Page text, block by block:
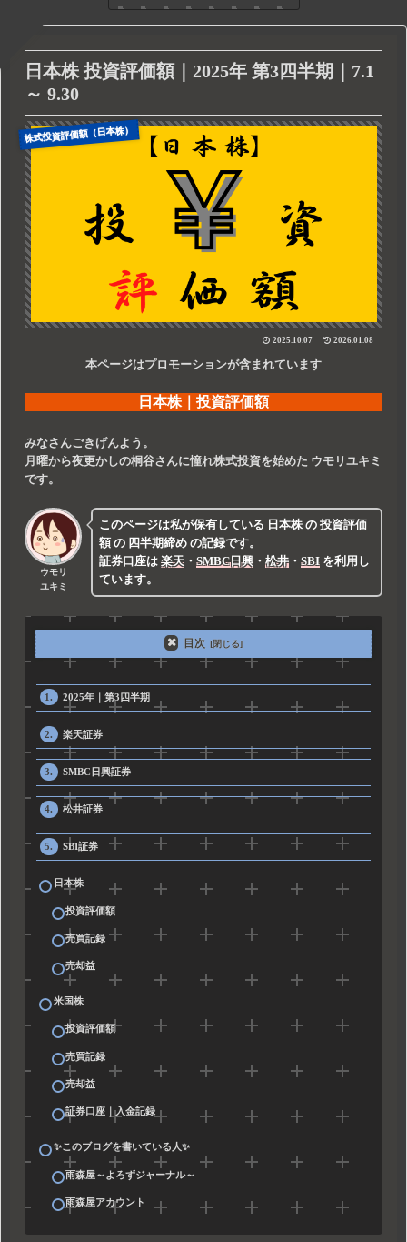
日本株 投資評価額｜2025年 第3四半期｜7.1
～ 9.30
株式投資評価額（日本株）
2025.10.07 2026.01.08
本ページはプロモーションが含まれています
日本株｜投資評価額
みなさんごきげんよう。
月曜から夜更かしの桐谷さんに憧れ株式投資を始めた ウモリユキミ
です。
ウモリ
ユキミ
このページは私が保有している 日本株 の投資評価
額 の 四半期締め の記録です。
証券口座は楽天 ・SMBC日興 ・松井 ・SBI を利用し
ています。
目次
2025年｜第3四半期
楽天証券
SMBC日興証券
松井証券
SBI証券
日本株
投資評価額
売買記録
売却益
米国株
投資評価額
売買記録
売却益
証券口座｜入金記録
✨このブログを書いている人✨
雨森屋～よろずジャーナル～
雨森屋アカウント